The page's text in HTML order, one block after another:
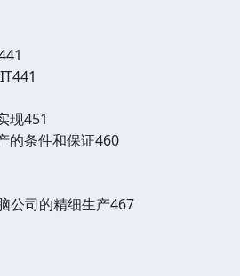
现451
条件和保证460
司的精细生产467